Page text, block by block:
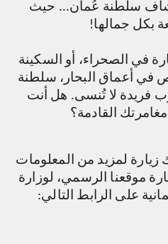
سلطنة عُمان... حيث
بكل جمالها!
في الصحراء، أو السكينة
في أعماق البحار، سلطنة
فريدة لا تُنسى. هل أنت
القادمة؟
زيارة لمزيد من المعلومات
موقعنا الرسمي، لوزارة
على الرابط التالي: